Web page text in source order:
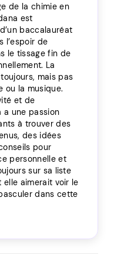
de la chimie en
est
baccalauréat
l’espoir de
le tissage fin de
La
mais pas
ou la musique.
et de
a une passion
à trouver des
des idées
pour
personnelle et
sur sa liste
aimerait voir le
dans cette